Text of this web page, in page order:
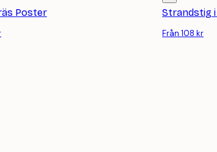
Poster Strandstig
Från 108 kr